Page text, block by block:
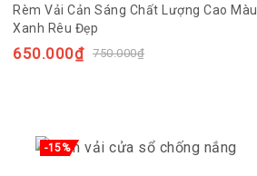
Rèm Vải Cản Sáng Chất Lượng Cao Màu
Xanh Rêu Đẹp
750.000₫
650.000₫
-15%